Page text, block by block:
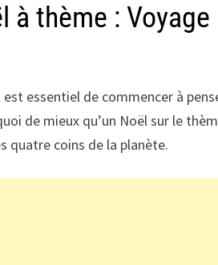
à thème :
essentiel de commencer à
de mieux qu’un Noël sur le
quatre coins de la planète.